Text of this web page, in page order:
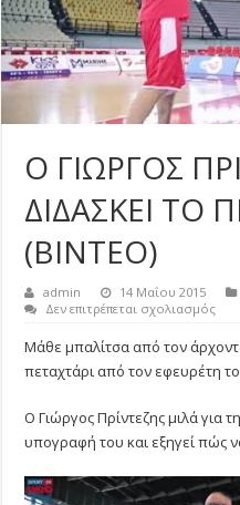
Ο ΓΙΩΡΓΟΣ
ΔΙΔΑΣΚΕΙ ΤΟ
(ΒΙΝΤΕΟ)
admin 14 Μαΐου 2015
Δεν επιτρέπεται σχολιασμόςστο
Μάθε μπαλίτσα από τον
πεταχτάρι από τον εφευρέτη
Ο Γιώργος Πρίντεζης μιλά για
υπογραφή του και εξηγεί πώς